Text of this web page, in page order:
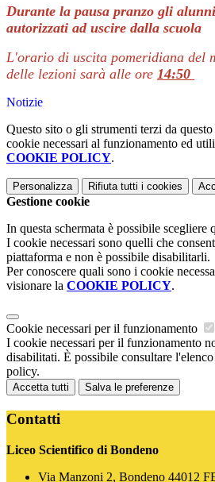
Durante la pausa pranzo gli
autorizzati ad uscire dalla scuola
L'orario di uscita pomeridiana del
delle lezioni sarà alle ore 14:50
Notizie
Questo sito o gli strumenti terzi da
cookie necessari al funzionamento ed
COOKIE POLICY.
Personalizza Rifiuta tutti i cookies
Gestione cookie
In questa schermata è possibile scegliere
I cookie necessari sono quelli che
piattaforma e non è possibile disabilitarli.
Per conoscere quali sono i cookie
visionare la COOKIE POLICY.
Cookie necessari per il funzionamento
I cookie necessari per il funzionamento
disabilitati. È possibile consultare
policy.
Accetta tutti Salva le preferenze
Contatti
Liceo Scientifico di Bondeno
Via Manzoni 2, Bondeno 44012